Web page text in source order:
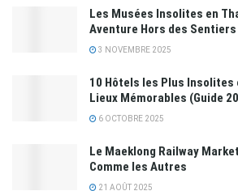
Les Musées Insolites en
Aventure Hors des
3 NOVEMBRE 2025
10 Hôtels les Plus Insolites
Lieux Mémorables (Guide
6 OCTOBRE 2025
Le Maeklong Railway
Comme les Autres
21 AOÛT 2025